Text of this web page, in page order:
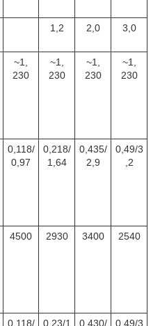
1,2 2,0 3,0
~1,
230
~1,
230
~1,
230
~1,
230
0,118/
0,97
0,218/
1,64
0,435/
2,9
0,49/3
,2
4500 2930 3400 2540
0,118/ 0,23/1 0,430/ 0,49/3